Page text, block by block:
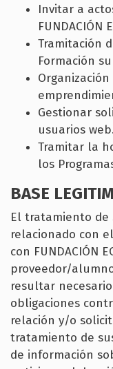
Invitar a
FUNDACIÓN
Tramitación
Formación
Gestionar
usuarios web.
Tramitar la
los
BASE
El tratamiento de
relacionado con
con FUNDACIÓN
proveedor/
resultar
obligaciones
relación y/o
tratamiento de
de información